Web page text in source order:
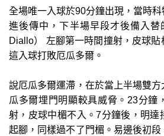
全場唯一入球於90分鐘出現，當時
進後傳中，下半場早段才後備入替
Diallo） 左腳第一時間撞射，皮球
這入球打敗厄瓜多爾。
說厄瓜多爾運滯，在於當上半場雙
瓜多爾埋門明顯較具威脅。23分鐘
射，皮球中楣不入。7分鐘後，明達
起腳，同樣過不了門楣。易邊後初